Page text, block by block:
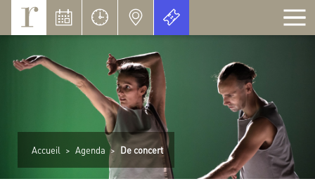
Accueil > Agenda > De concert
Panneau de gestion des cookies